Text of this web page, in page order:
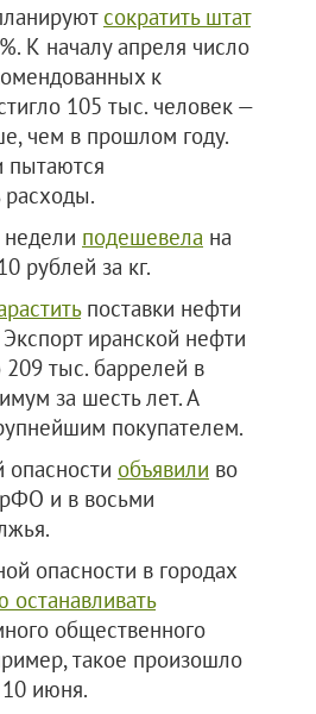
сократить штат
К началу апреля число
к
105 тыс. человек —
чем в прошлом году.
пытаются
расходы.
подешевела на
рублей за кг.
поставки нефти
иранской нефти
тыс. баррелей в
за шесть лет. А
покупателем.
объявили во
и в восьми
опасности в городах
останавливать
общественного
такое произошло
июня.